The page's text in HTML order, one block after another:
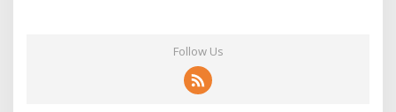
Follow Us